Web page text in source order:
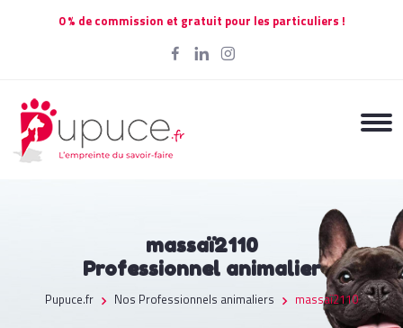
0 % de commission et gratuit pour les particuliers !
massaï2110
Professionnel animalier
Pupuce.fr Nos Professionnels animaliers massaï2110